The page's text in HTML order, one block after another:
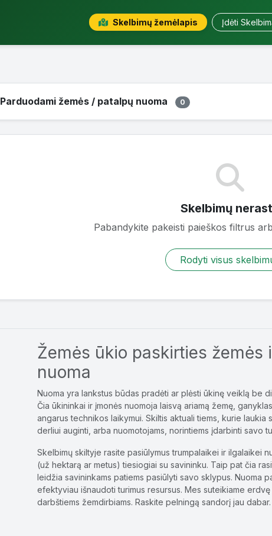
Skelbimų žemėlapis Įdėti
Parduodami žemės / patalpų nuoma 0
Skelbimų
Pabandykite pakeisti paieškos filtrus
Rodyti visus
Žemės ūkio paskirties žemės
nuoma
Nuoma yra lankstus būdas pradėti ar plėsti ūkinę veiklą be
Čia ūkininkai ir įmonės nuomoja laisvą ariamą žemę,
angarus technikos laikymui. Skiltis aktuali tiems, kurie
derliui auginti, arba nuomotojams, norintiems įdarbinti savo
Skelbimų skiltyje rasite pasiūlymus trumpalaikei ir ilgalaikei
(už hektarą ar metus) tiesiogiai su savininku. Taip pat čia
leidžia savininkams patiems pasiūlyti savo sklypus. Nuoma
efektyviau išnaudoti turimus resursus. Mes suteikiame
darbštiems žemdirbiams. Raskite pelningą sandorį jau dabar.